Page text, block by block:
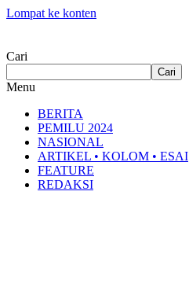
Lompat ke konten
Cari
Cari
Menu
BERITA
PEMILU 2024
NASIONAL
ARTIKEL • KOLOM • ESAI
FEATURE
REDAKSI